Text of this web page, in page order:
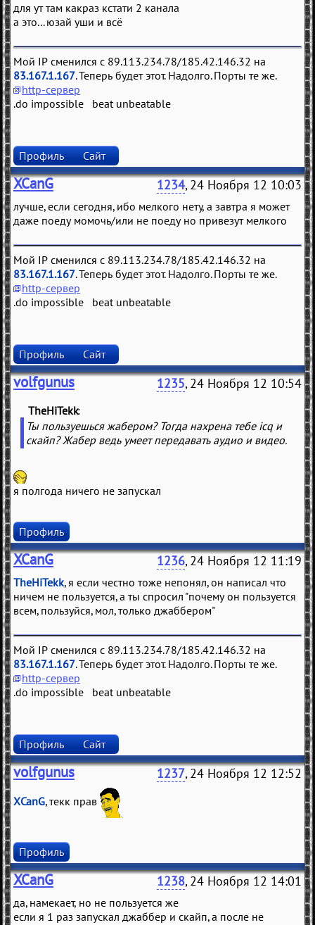
для ут там какраз кстати 2 канала
а это... юзай уши и всё
Мой IP сменился с 89.113.234.78/185.42.146.32 на
83.167.1.167. Теперь будет этот. Надолго. Порты те же.
http-сервер
.do impossible beat unbeatable
Профиль Сайт
XCanG 1234, 24 Ноября 12 10:03
лучше, если сегодня, ибо мелкого нету, а завтра я может
даже поеду момочь/или не поеду но привезут мелкого
Мой IP сменился с 89.113.234.78/185.42.146.32 на
83.167.1.167. Теперь будет этот. Надолго. Порты те же.
http-сервер
.do impossible beat unbeatable
Профиль Сайт
volfgunus 1235, 24 Ноября 12 10:54
TheHiTekk
Ты пользуешься жабером? Тогда нахрена тебе icq и
скайп? Жабер ведь умеет передавать аудио и видео.
я полгода ничего не запускал
Профиль
XCanG 1236, 24 Ноября 12 11:19
TheHiTekk, я если честно тоже непонял, он написал что
ничем не пользуется, а ты спросил "почему он пользуется
всем, пользуйся, мол, только джаббером"
Мой IP сменился с 89.113.234.78/185.42.146.32 на
83.167.1.167. Теперь будет этот. Надолго. Порты те же.
http-сервер
.do impossible beat unbeatable
Профиль Сайт
volfgunus 1237, 24 Ноября 12 12:52
XCanG, текк прав
Профиль
XCanG 1238, 24 Ноября 12 14:01
да, намекает, но не пользуется же
если я 1 раз запускал джаббер и скайп, а после не